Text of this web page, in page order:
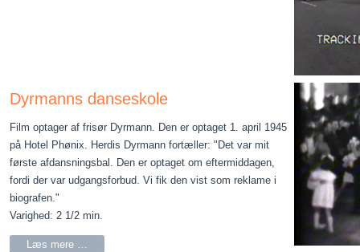
Dyrmanns danseskole
Film optager af frisør Dyrmann. Den er optaget 1. april 1945
på Hotel Phønix. Herdis Dyrmann fortæller: "Det var mit
første afdansningsbal. Den er optaget om eftermiddagen,
fordi der var udgangsforbud. Vi fik den vist som reklame i
biografen."
Varighed: 2 1/2 min.
Læs mere …